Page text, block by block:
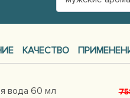
КАЧЕСТВО
вода 60 мл